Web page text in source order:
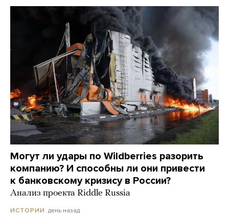
Могут ли удары по Wildberries разорить
компанию? И способны ли они привести
к банковскому кризису в России?
Анализ проекта Riddle Russia
ИСТОРИИ день назад